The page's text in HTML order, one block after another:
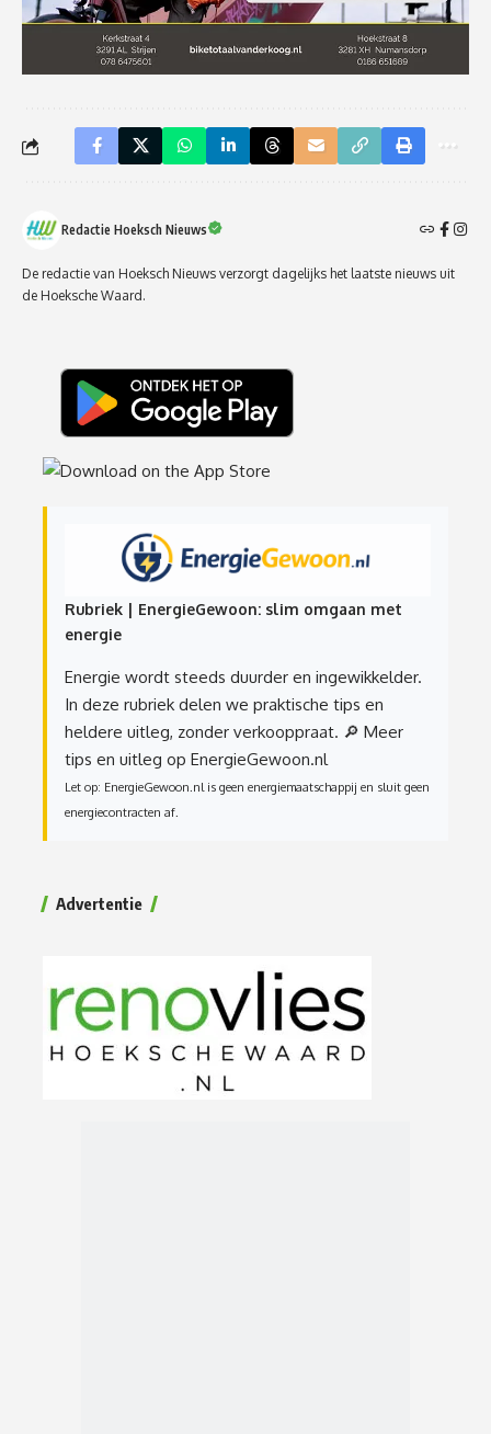
Redactie Hoeksch Nieuws
De redactie van Hoeksch Nieuws verzorgt dagelijks het laatste nieuws uit
de Hoeksche Waard.
Rubriek | EnergieGewoon: slim omgaan met
energie
Energie wordt steeds duurder en ingewikkelder.
In deze rubriek delen we praktische tips en
heldere uitleg, zonder verkooppraat. 🔎 Meer
tips en uitleg op EnergieGewoon.nl
Let op: EnergieGewoon.nl is geen energiemaatschappij en sluit geen
energiecontracten af.
Advertentie